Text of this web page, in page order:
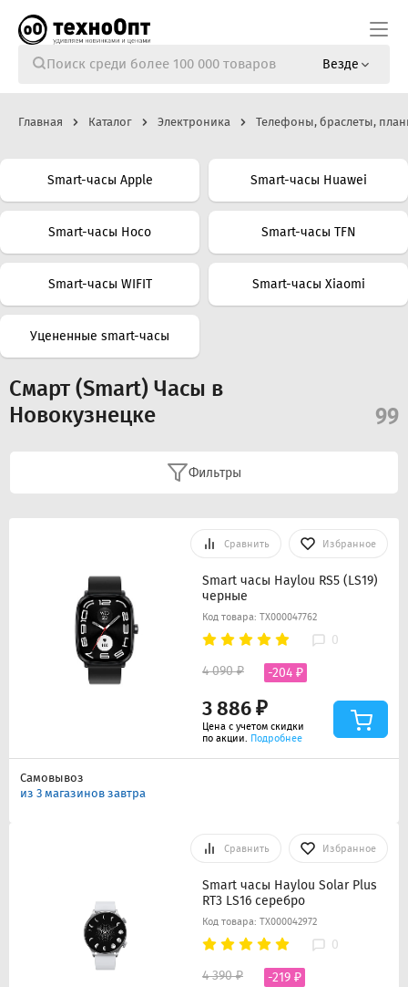
Везде
Главная Каталог Электроника Телефоны, браслеты,
Smart-часы Apple Smart-часы Huawei
Smart-часы Hoco Smart-часы TFN
Smart-часы WIFIT Smart-часы Xiaomi
Уцененные smart-часы
Смарт (Smart) Часы в
Новокузнецке
99
Фильтры
Сравнить Избранное
Smart часы Haylou RS5 (LS19)
черные
Код товара: ТХ000047762
0
3 886 ₽
4 090 ₽ -204 ₽
Цена с учетом скидки
по акции. Подробнее
Самовывоз
из 3 магазинов завтра
Сравнить Избранное
Smart часы Haylou Solar Plus
RT3 LS16 серебро
Код товара: ТХ000042972
0
4 390 ₽ -219 ₽